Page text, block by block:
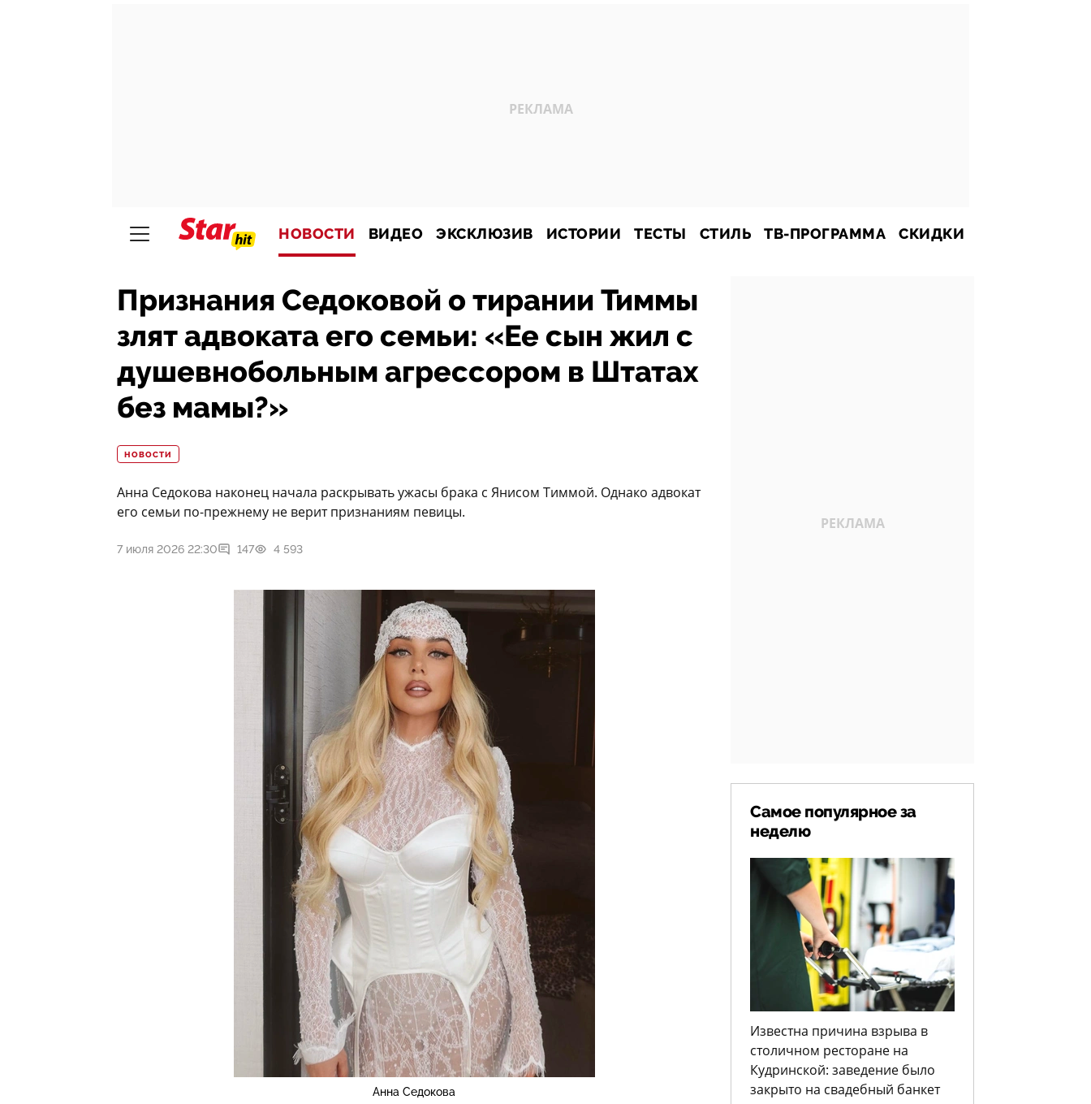
НОВОСТИ ВИДЕО ЭКСКЛЮЗИВ ИСТОРИИ ТЕСТЫ СТИЛЬ ТВ-ПРОГРАММА СКИДКИ
Признания Седоковой о тирании Тиммы
злят адвоката его семьи: «Ее сын жил с
душевнобольным агрессором в Штатах
без мамы?»
НОВОСТИ
Анна Седокова наконец начала раскрывать ужасы брака с Янисом Тиммой. Однако адвокат
его семьи по-прежнему не верит признаниям певицы.
7 июля 2026 22:30 147 4 593
Анна Седокова
Самое популярное за
неделю
Известна причина взрыва в
столичном ресторане на
Кудринской: заведение было
закрыто на свадебный банкет